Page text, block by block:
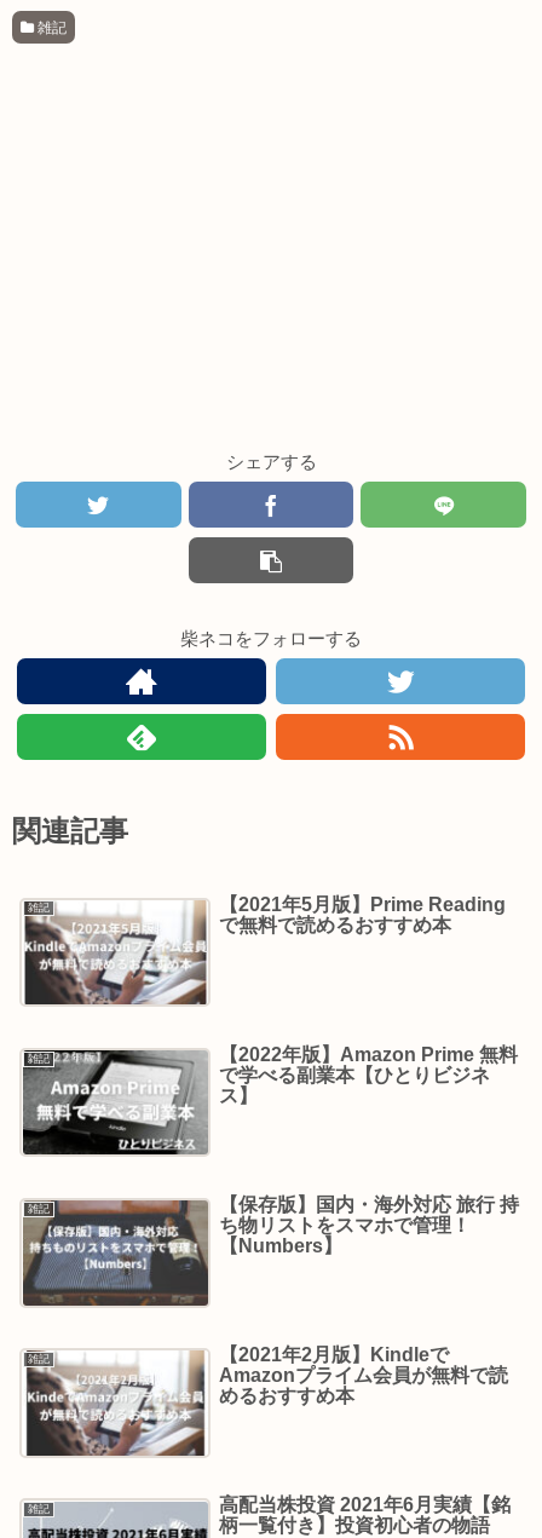
雑記
シェアする
柴ネコをフォローする
関連記事
雑記
【2021年5月版】Prime Reading
で無料で読めるおすすめ本
雑記
【2022年版】Amazon Prime 無料
で学べる副業本【ひとりビジネ
ス】
雑記
【保存版】国内・海外対応 旅行 持
ち物リストをスマホで管理！
【Numbers】
雑記
【2021年2月版】Kindleで
Amazonプライム会員が無料で読
めるおすすめ本
雑記
高配当株投資 2021年6月実績【銘
柄一覧付き】投資初心者の物語